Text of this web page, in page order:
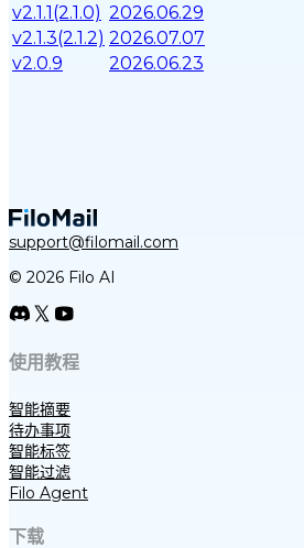
v2.1.1(2.1.0) 2026.06.29
v2.1.3(2.1.2) 2026.07.07
v2.0.9
2026.06.23
support@filomail.com
© 2026 Filo AI
使用教程
智能摘要
待办事项
智能标签
智能过滤
Filo Agent
下载